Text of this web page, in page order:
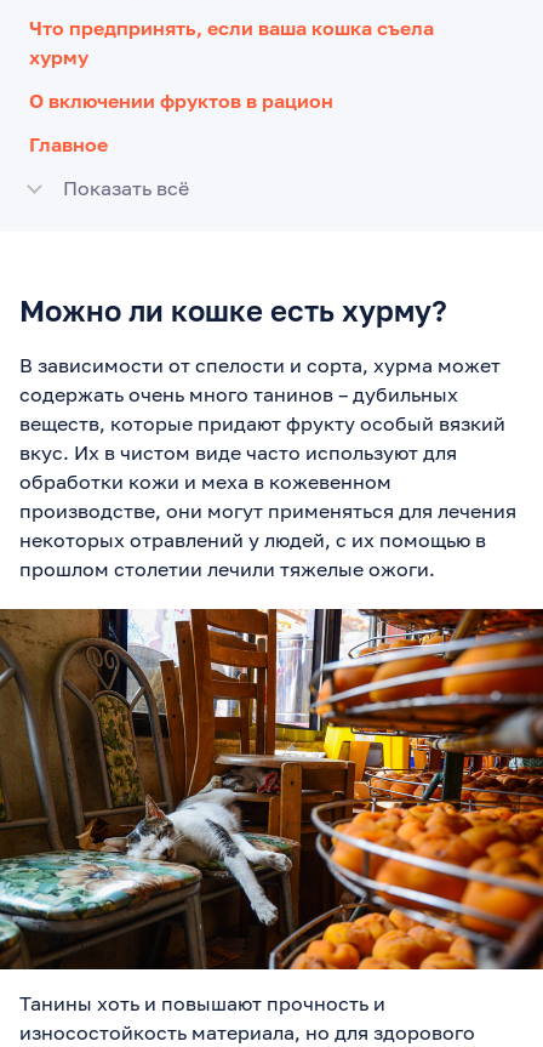
Что предпринять, если ваша кошка съела
хурму
О включении фруктов в рацион
Главное
Показать всё
Можно ли кошке есть хурму?
В зависимости от спелости и сорта, хурма может
содержать очень много танинов – дубильных
веществ, которые придают фрукту особый вязкий
вкус. Их в чистом виде часто используют для
обработки кожи и меха в кожевенном
производстве, они могут применяться для лечения
некоторых отравлений у людей, с их помощью в
прошлом столетии лечили тяжелые ожоги.
Танины хоть и повышают прочность и
износостойкость материала, но для здорового